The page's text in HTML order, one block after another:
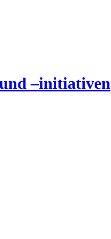
–initiativen